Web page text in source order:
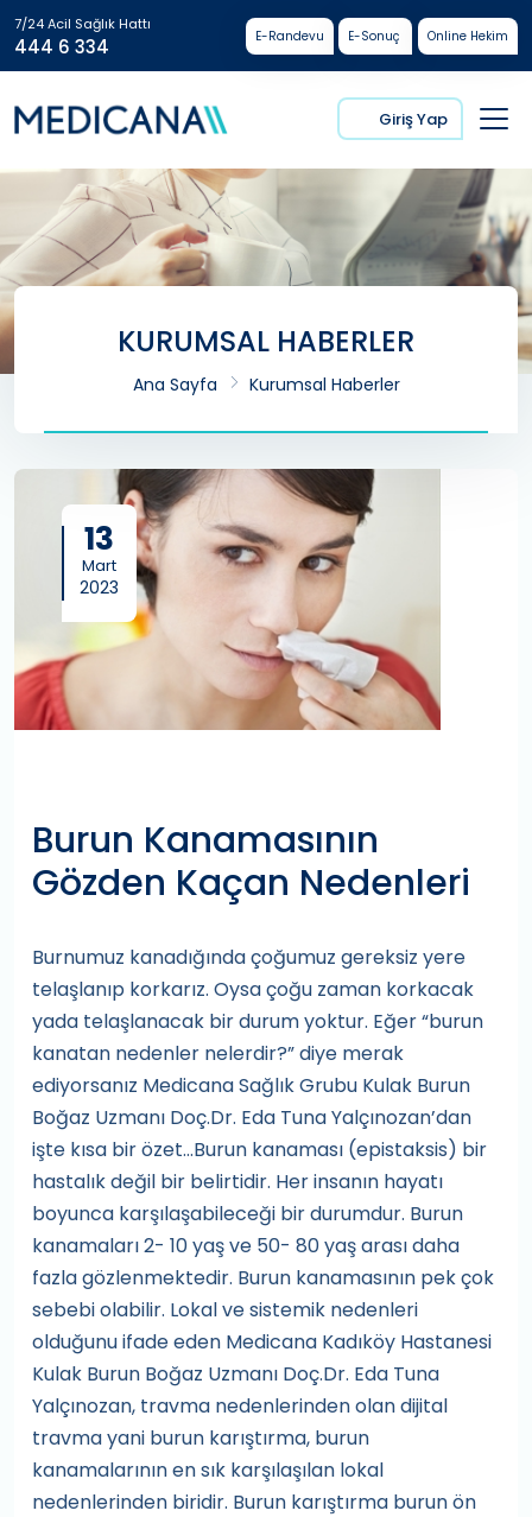
7/24 Acil Sağlık Hattı
444 6 334 E-Randevu E-Sonuç Online Hekim
Giriş Yap
KURUMSAL HABERLER
Ana Sayfa Kurumsal Haberler
13
Mart
2023
Burun Kanamasının
Gözden Kaçan Nedenleri
Burnumuz kanadığında çoğumuz gereksiz yere
telaşlanıp korkarız. Oysa çoğu zaman korkacak
yada telaşlanacak bir durum yoktur. Eğer “burun
kanatan nedenler nelerdir?” diye merak
ediyorsanız Medicana Sağlık Grubu Kulak Burun
Boğaz Uzmanı Doç.Dr. Eda Tuna Yalçınozan’dan
işte kısa bir özet...Burun kanaması (epistaksis) bir
hastalık değil bir belirtidir. Her insanın hayatı
boyunca karşılaşabileceği bir durumdur. Burun
kanamaları 2- 10 yaş ve 50- 80 yaş arası daha
fazla gözlenmektedir. Burun kanamasının pek çok
sebebi olabilir. Lokal ve sistemik nedenleri
olduğunu ifade eden Medicana Kadıköy Hastanesi
Kulak Burun Boğaz Uzmanı Doç.Dr. Eda Tuna
Yalçınozan, travma nedenlerinden olan dijital
travma yani burun karıştırma, burun
kanamalarının en sık karşılaşılan lokal
nedenlerinden biridir. Burun karıştırma burun ön